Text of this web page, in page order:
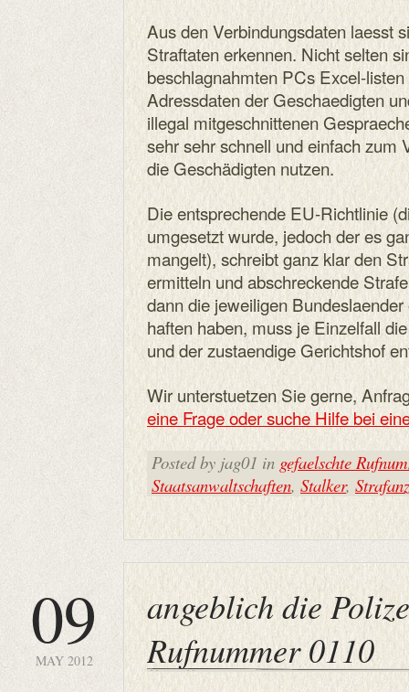
Aus den Verbindungsdaten laesst
Straftaten erkennen. Nicht selten
beschlagnahmten PCs Excel-
Adressdaten der Geschaedigten
illegal mitgeschnittenen
sehr sehr schnell und einfach zum
die Geschädigten nutzen.
Die entsprechende EU-Richtlinie
umgesetzt wurde, jedoch der es
mangelt), schreibt ganz klar den
ermitteln und abschreckende
dann die jeweiligen
haften haben, muss je Einzelfall
und der zustaendige Gerichtshof
Wir unterstuetzen Sie gerne,
eine Frage oder suche Hilfe bei
Posted by jag01 in gefaelschte
Staatsanwaltschaften, Stalker,
09
MAY 2012
angeblich die
Rufnummer 0110